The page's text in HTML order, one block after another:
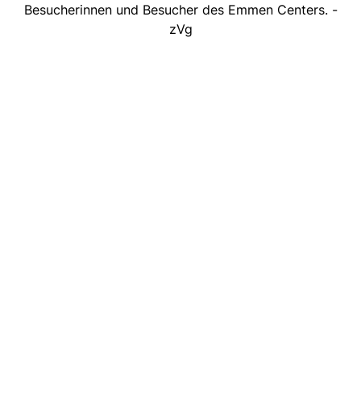
Besucherinnen und Besucher des Emmen Centers. -
zVg